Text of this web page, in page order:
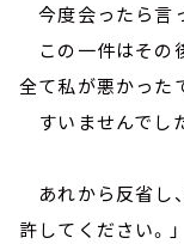
今度会ったら言
この一件はその
全て私が悪かった
すいませんでし
あれから反省し
許してください。」